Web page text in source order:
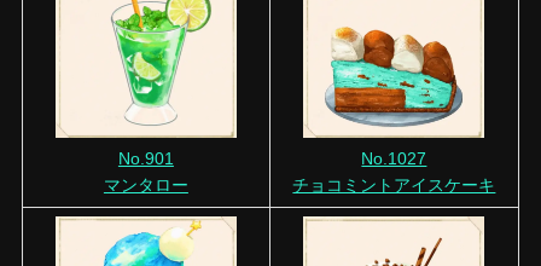
No.901
マンタロー
No.1027
チョコミントアイスケーキ